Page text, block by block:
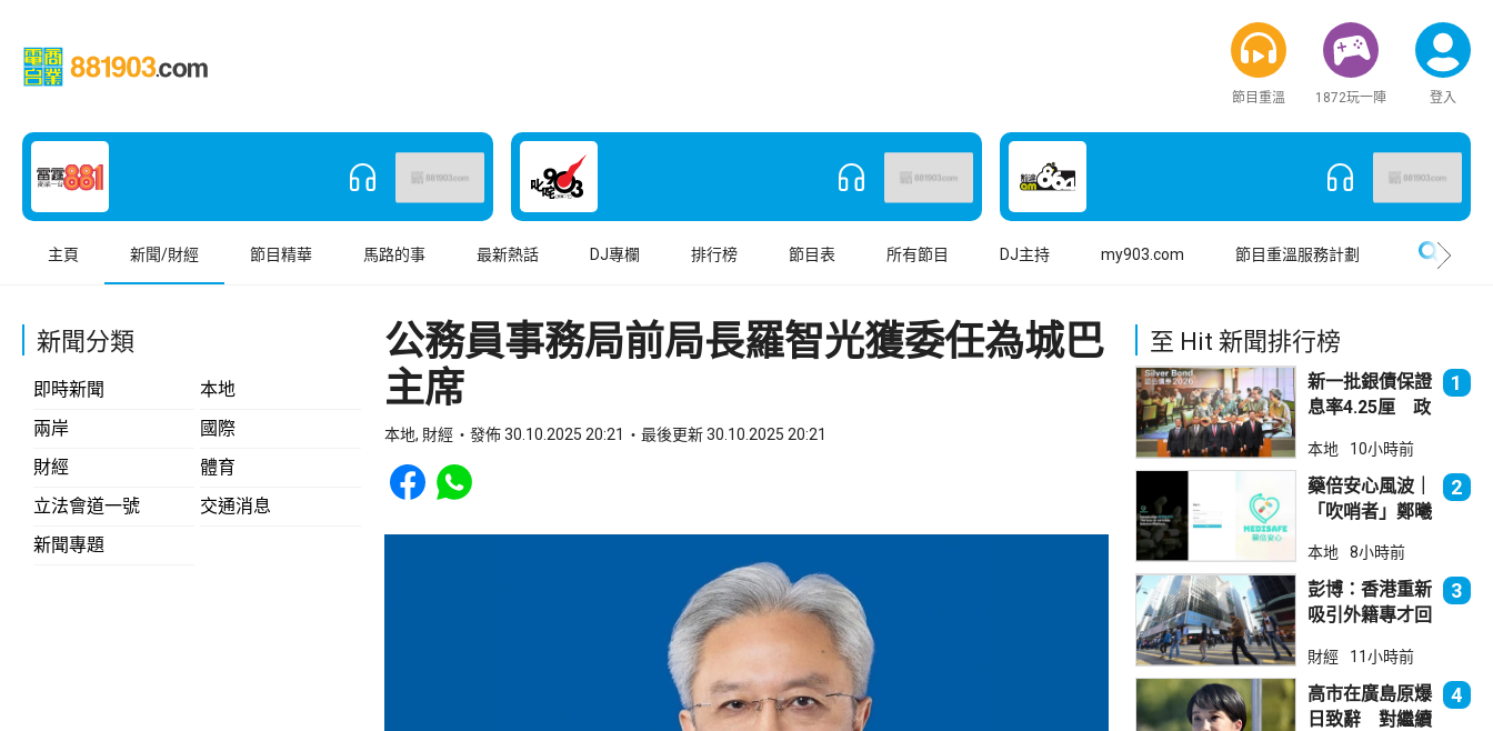
節目重溫 1872玩一陣 登入
主頁 新聞/財經 節目精華 馬路的事 最新熱話 DJ專欄 排行榜 節目表 所有節目 DJ主持 my903.com 節目重溫服務計劃
新聞分類
即時新聞
本地
兩岸
國際
財經
體育
立法會道一號
交通消息
新聞專題
公務員事務局前局長羅智光獲委任為城巴
主席
本地, 財經 發佈 30.10.2025 20:21 最後更新 30.10.2025 20:21
Share to Facebook
Share to WhatsApp
至 Hit 新聞排行榜
新一批銀債保證
息率4.25厘 政
吸引力
1
本地 10小時前
藥倍安心風波｜
「吹哨者」鄭曦
進行刑事調查
2
本地 8小時前
彭博：香港重新
吸引外籍專才回
3
財經 11小時前
高市在廣島原爆
日致辭 對繼續
4